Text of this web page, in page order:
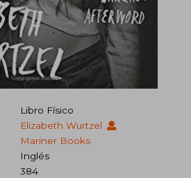
Libro Físico
Elizabeth Wurtzel
Mariner Books
Inglés
384